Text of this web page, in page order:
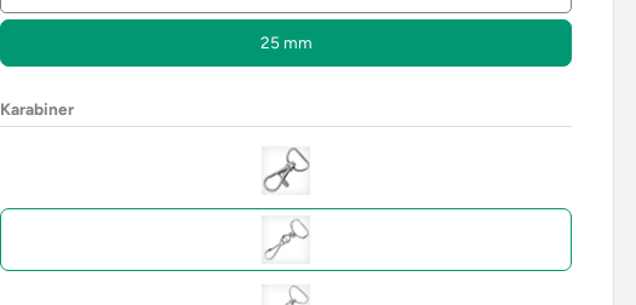
25 mm
Karabiner